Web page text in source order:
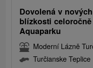
Dovolená v
blízkosti
Aquaparku
Moderní Lázně
Turčianske Teplice